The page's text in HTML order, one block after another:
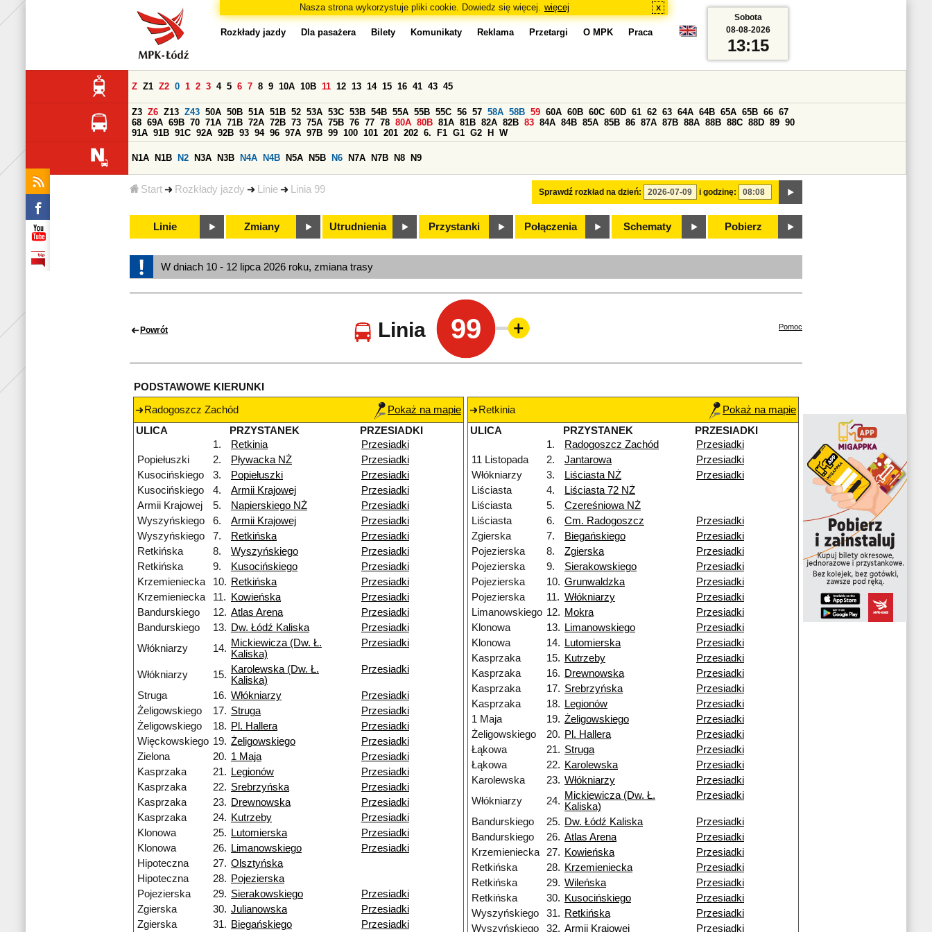
Nasza strona wykorzystuje pliki cookie. Dowiedz się więcej. więcej x
Start Rozkłady jazdy Linie Linia 99
Rozkłady jazdy Dla pasażera Bilety Komunikaty Reklama Przetargi O MPK Praca
Sprawdź rozkład na dzień: i godzinę:
Z Z1 Z2 0 1 2 3 4 5 6 7 8 9 10A 10B 11 12 13 14 15 16 41 43 45
Z3 Z6 Z13 Z43 50A 50B 51A 51B 52 53A 53C 53B 54B 55A 55B 55C 56 57 58A 58B 59 60A 60B 60C 60D 61 62 63 64A 64B 65A 65B 66 67
68 69A 69B 70 71A 71B 72A 72B 73 75A 75B 76 77 78 80A 80B 81A 81B 82A 82B 83 84A 84B 85A 85B 86 87A 87B 88A 88B 88C 88D 89 90
91A 91B 91C 92A 92B 93 94 96 97A 97B 99 100 101 201 202 6. F1 G1 G2 H W
N1A N1B N2 N3A N3B N4A N4B N5A N5B N6 N7A N7B N8 N9
Linie Zmiany Utrudnienia Przystanki Połączenia Schematy Pobierz
Sobota
08-08-2026
13:15
W dniach 10 - 12 lipca 2026 roku, zmiana trasy
Powrót Linia 99 Pomoc
PODSTAWOWE KIERUNKI
Radogoszcz Zachód
Pokaż na mapie
ULICA
PRZYSTANEK
PRZESIADKI
1.
Retkinia
Przesiadki
Popiełuszki
2. Pływacka NŻ
Przesiadki
Kusocińskiego
3. Popiełuszki
Przesiadki
Kusocińskiego
4. Armii Krajowej
Przesiadki
Armii Krajowej
5. Napierskiego NŻ
Przesiadki
Wyszyńskiego
6. Armii Krajowej
Przesiadki
Wyszyńskiego
7. Retkińska
Przesiadki
Retkińska
8. Wyszyńskiego
Przesiadki
Retkińska
9. Kusocińskiego
Przesiadki
Krzemieniecka
10. Retkińska
Przesiadki
Krzemieniecka
11. Kowieńska
Przesiadki
Bandurskiego
12. Atlas Arena
Przesiadki
Bandurskiego
13. Dw. Łódź Kaliska
Przesiadki
Włókniarzy
14. Mickiewicza (Dw. Ł.
Kaliska)
Przesiadki
Włókniarzy 15. Karolewska (Dw. Ł.
Kaliska)
Przesiadki
Struga 16. Włókniarzy
Przesiadki
Żeligowskiego
17. Struga
Przesiadki
Żeligowskiego
18. Pl. Hallera
Przesiadki
Więckowskiego 19. Żeligowskiego
Przesiadki
Zielona
20. 1 Maja
Przesiadki
Kasprzaka
21. Legionów
Przesiadki
Kasprzaka
22. Srebrzyńska
Przesiadki
Kasprzaka
23. Drewnowska
Przesiadki
Kasprzaka
24. Kutrzeby
Przesiadki
Klonowa
25. Lutomierska
Przesiadki
Klonowa
26. Limanowskiego
Przesiadki
Hipoteczna
27. Olsztyńska
Hipoteczna
28. Pojezierska
Pojezierska
29. Sierakowskiego
Przesiadki
Zgierska
30. Julianowska
Przesiadki
Zgierska
31. Biegańskiego Przesiadki
Retkinia
Pokaż na mapie
ULICA
PRZYSTANEK
PRZESIADKI
1.
Radogoszcz Zachód
Przesiadki
11 Listopada
2. Jantarowa
Przesiadki
Włókniarzy
3. Liściasta NŻ
Przesiadki
Liściasta
4.
Liściasta 72 NŻ
Liściasta
5.
Czereśniowa NŻ
Liściasta
6. Cm. Radogoszcz
Przesiadki
Zgierska
7. Biegańskiego
Przesiadki
Pojezierska
8. Zgierska
Przesiadki
Pojezierska
9. Sierakowskiego
Przesiadki
Pojezierska
10. Grunwaldzka
Przesiadki
Pojezierska
11. Włókniarzy
Przesiadki
Limanowskiego 12. Mokra
Przesiadki
Klonowa
13. Limanowskiego
Przesiadki
Klonowa
14. Lutomierska
Przesiadki
Kasprzaka
15. Kutrzeby
Przesiadki
Kasprzaka
16. Drewnowska
Przesiadki
Kasprzaka
17. Srebrzyńska
Przesiadki
Kasprzaka
18. Legionów
Przesiadki
1 Maja
19. Żeligowskiego
Przesiadki
Żeligowskiego
20. Pl. Hallera
Przesiadki
Łąkowa
21. Struga
Przesiadki
Łąkowa
22. Karolewska
Przesiadki
Karolewska
23. Włókniarzy
Przesiadki
Włókniarzy
24. Mickiewicza (Dw. Ł.
Kaliska)
Przesiadki
Bandurskiego 25. Dw. Łódź Kaliska
Przesiadki
Bandurskiego
26. Atlas Arena
Przesiadki
Krzemieniecka
27. Kowieńska
Przesiadki
Retkińska
28. Krzemieniecka
Przesiadki
Retkińska
29. Wileńska
Przesiadki
Retkińska
30. Kusocińskiego
Przesiadki
Wyszyńskiego
31. Retkińska
Przesiadki
Wyszyńskiego
32. Armii Krajowej Przesiadki